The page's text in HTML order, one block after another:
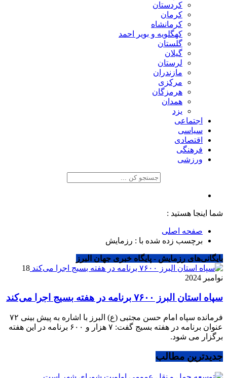
کردستان
کرمان
کرمانشاه
کهگلویه و بویر احمد
گلستان
گیلان
لرستان
مازندران
مرکزی
هرمزگان
همدان
یزد
اجتماعی
سیاسی
اقتصادی
فرهنگی
ورزشی
شما اینجا هستید :
صفحه اصلی
برچسب زده شده با : رزمایش
بایگانی‌های رزمایش - پایگاه خبری جهان البرز
18
نوامبر 2024
سپاه استان البرز ۷۶۰۰ برنامه در هفته بسیج اجرا می‌کند
فرمانده سپاه امام حسن مجتبی (ع) البرز با اشاره به پیش بینی ۷۲
عنوان برنامه در هفته بسیج گفت: ۷ هزار و ۶۰۰ برنامه در این هفته
برگزار می شود.
جدیدترین مطالب